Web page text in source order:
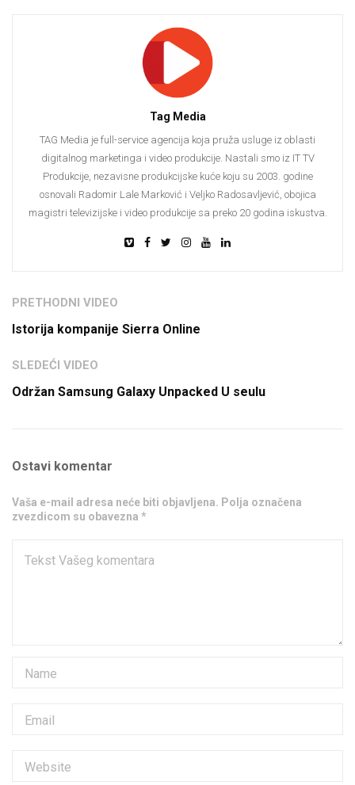
Tag Media
TAG Media je full-service agencija koja pruža usluge iz oblasti
digitalnog marketinga i video produkcije. Nastali smo iz IT TV
Produkcije, nezavisne produkcijske kuće koju su 2003. godine
osnovali Radomir Lale Marković i Veljko Radosavljević, obojica
magistri televizijske i video produkcije sa preko 20 godina iskustva.
PRETHODNI VIDEO
Istorija kompanije Sierra Online
SLEDEĆI VIDEO
Održan Samsung Galaxy Unpacked U seulu
Ostavi komentar
Vaša e-mail adresa neće biti objavljena. Polja označena
zvezdicom su obavezna *